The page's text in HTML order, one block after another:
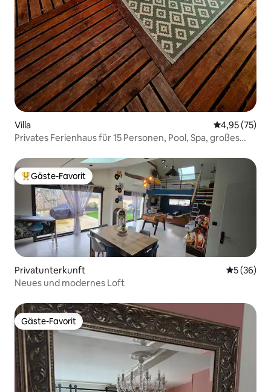
Villa
4,95 (75)
Privates Ferienhaus für 15 Personen, Pool, Spa, großes
Beliebter Gäste-Favorit.
Gäste-Favorit
Privatunterkunft
5 (36)
Neues und modernes Loft
Gäste-Favorit
Gäste-Favorit